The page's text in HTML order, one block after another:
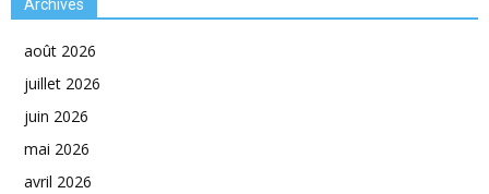
Archives
août 2026
juillet 2026
juin 2026
mai 2026
avril 2026